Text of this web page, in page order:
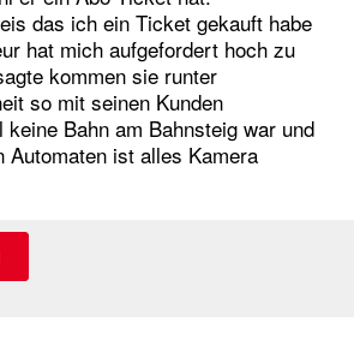
das ich ein Ticket gekauft habe
hat mich aufgefordert hoch zu
kommen sie runter
so mit seinen Kunden
keine Bahn am Bahnsteig war und
Automaten ist alles Kamera